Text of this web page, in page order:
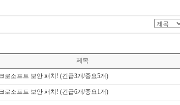
제목
로소프트 보안 패치! (긴급3개/중요5개)
로소프트 보안 패치! (긴급6개/중요1개)